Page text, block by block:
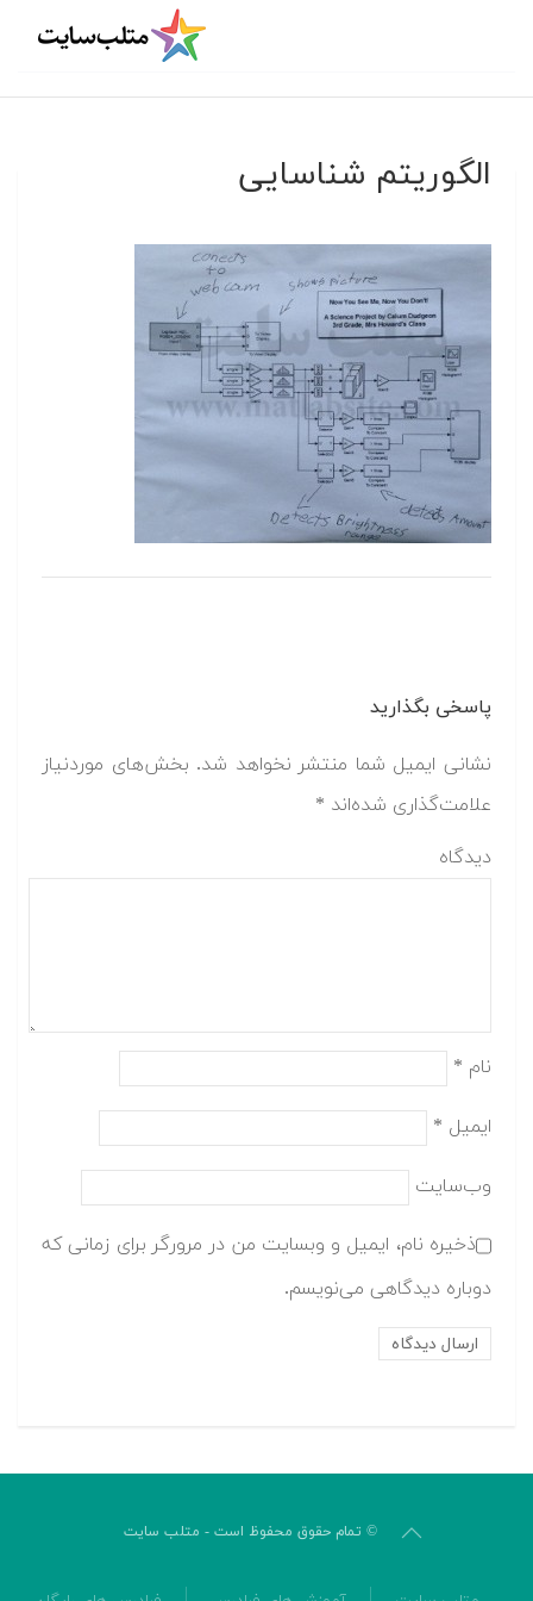
الگوریتم شناسایی
پاسخی بگذارید
نشانی ایمیل شما منتشر نخواهد شد. بخش‌های موردنیاز
علامت‌گذاری شده‌اند *
دیدگاه
نام *
ایمیل *
وب‌سایت
ذخیره نام، ایمیل و وبسایت من در مرورگر برای زمانی که
دوباره دیدگاهی می‌نویسم.
© تمام حقوق محفوظ است - متلب سایت